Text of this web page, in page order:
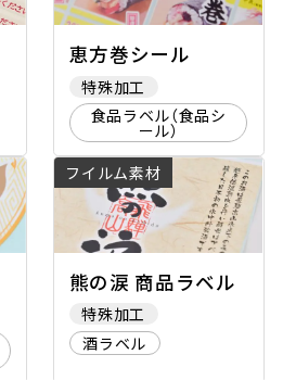
恵方巻シール
特殊加工
食品ラベル（食品シ
ール）
フイルム素材
熊の涙 商品ラベル
特殊加工
酒ラベル